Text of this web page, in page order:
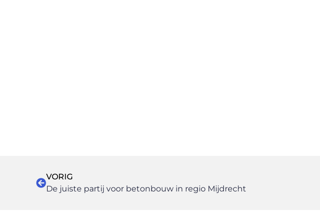
VORIG
De juiste partij voor betonbouw in regio Mijdrecht